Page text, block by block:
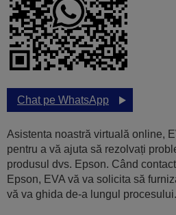
Chat pe WhatsApp
Asistenta noastră virtuală online,
pentru a vă ajuta să rezolvați
produsul dvs. Epson. Când
Epson, EVA vă va solicita să
vă va ghida de-a lungul procesului.